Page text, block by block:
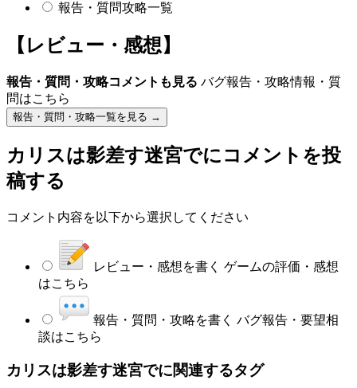
報告・質問攻略一覧
【レビュー・感想】
報告・質問・攻略コメントも見る バグ報告・攻略情報・質
問はこちら
報告・質問・攻略一覧を見る →
カリスは影差す迷宮でにコメントを投
稿する
コメント内容を以下から選択してください
レビュー・感想を書く ゲームの評価・感想
はこちら
報告・質問・攻略を書く バグ報告・要望相
談はこちら
カリスは影差す迷宮でに関連するタグ